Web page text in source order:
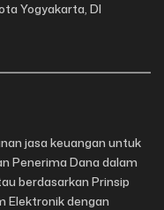
Yogyakarta, DI
jasa keuangan untuk
Penerima Dana dalam
berdasarkan Prinsip
Elektronik dengan